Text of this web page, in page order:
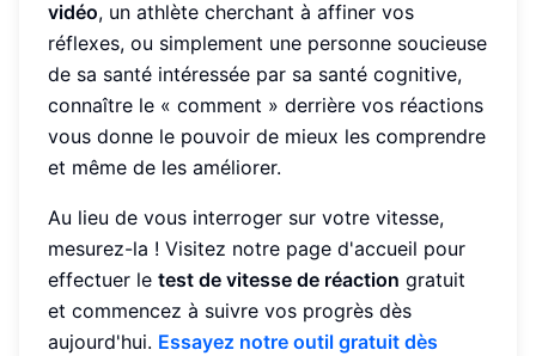
vidéo, un athlète cherchant à affiner vos
réflexes, ou simplement une personne soucieuse
de sa santé intéressée par sa santé cognitive,
connaître le « comment » derrière vos réactions
vous donne le pouvoir de mieux les comprendre
et même de les améliorer.
Au lieu de vous interroger sur votre vitesse,
mesurez-la ! Visitez notre page d'accueil pour
effectuer le test de vitesse de réaction gratuit
et commencez à suivre vos progrès dès
aujourd'hui. Essayez notre outil gratuit dès